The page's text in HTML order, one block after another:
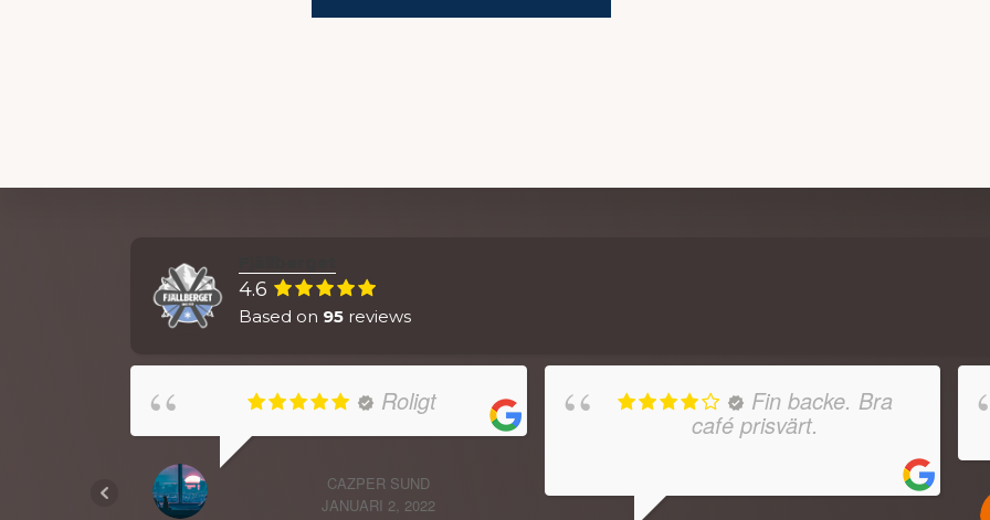
Explore
more
4.6
Based on 95 reviews
Roligt
CAZPER SUND
JANUARI 2, 2022
Fin backe. Bra
café prisvärt.